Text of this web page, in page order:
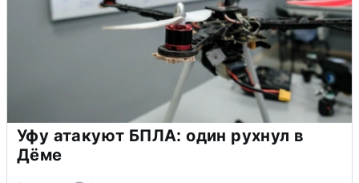
Уфу атакуют БПЛА: один рухнул в
Дёме